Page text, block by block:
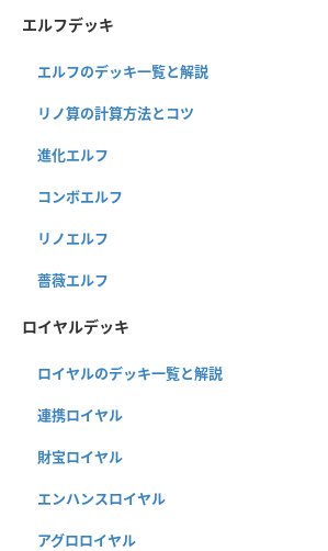
エルフデッキ
エルフのデッキ一覧と解説
リノ算の計算方法とコツ
進化エルフ
コンボエルフ
リノエルフ
薔薇エルフ
ロイヤルデッキ
ロイヤルのデッキ一覧と解説
連携ロイヤル
財宝ロイヤル
エンハンスロイヤル
アグロロイヤル